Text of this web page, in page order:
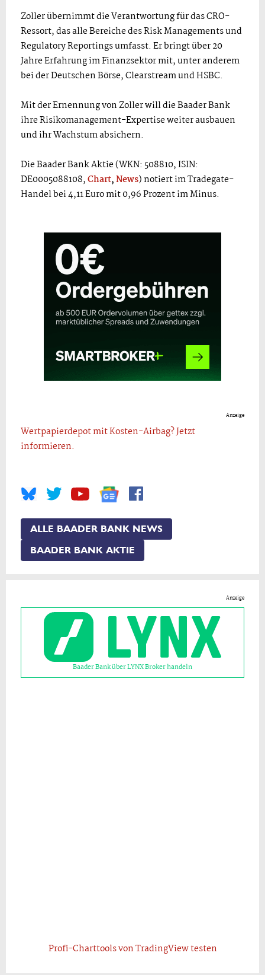
Zoller übernimmt die Verantwortung für das CRO-
Ressort, das alle Bereiche des Risk Managements und
Regulatory Reportings umfasst. Er bringt über 20
Jahre Erfahrung im Finanzsektor mit, unter anderem
bei der Deutschen Börse, Clearstream und HSBC.
Mit der Ernennung von Zoller will die Baader Bank
ihre Risikomanagement-Expertise weiter ausbauen
und ihr Wachstum absichern.
Die Baader Bank Aktie (WKN: 508810, ISIN:
DE0005088108,Chart,News) notiert im Tradegate-
Handel bei 4,11 Euro mit 0,96 Prozent im Minus.
Anzeige
Wertpapierdepot mit Kosten-Airbag? Jetzt
informieren.
ALLE BAADER BANK NEWS
BAADER BANK AKTIE
Anzeige
Baader Bank über LYNX Broker handeln
Profi-Charttools von TradingView testen